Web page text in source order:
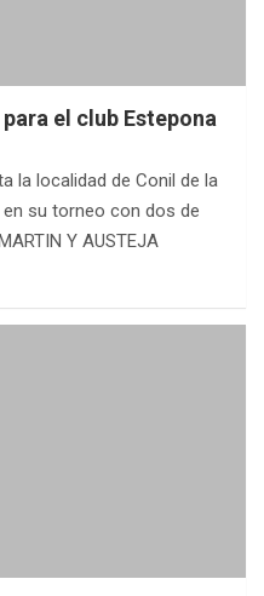
el club Estepona
la localidad de Conil de la
su torneo con dos de
Y AUSTEJA